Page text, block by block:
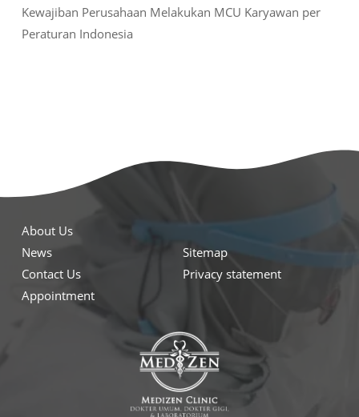
Kewajiban Perusahaan Melakukan MCU Karyawan per
Peraturan Indonesia
About Us
News
Contact Us
Appointment
Sitemap
Privacy statement